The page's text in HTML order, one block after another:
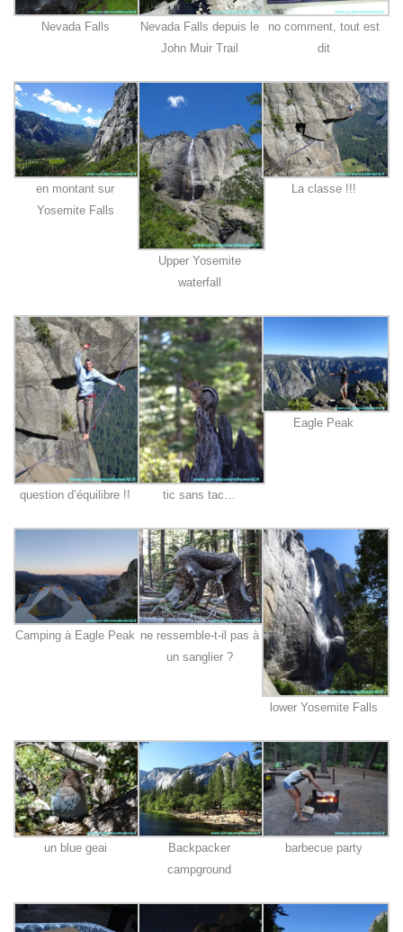
Nevada Falls
Nevada Falls depuis le
John Muir Trail
no comment, tout est
dit
en montant sur
Yosemite Falls
Upper Yosemite
waterfall
La classe !!!
question d’équilibre !! tic sans tac…
Eagle Peak
Camping à Eagle Peak ne ressemble-t-il pas à
un sanglier ?
lower Yosemite Falls
un blue geai
Backpacker
campground
barbecue party